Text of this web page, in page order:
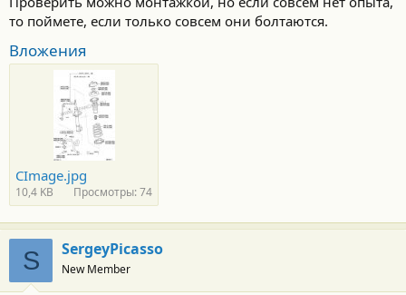
то поймете, если только совсем они болтаются.
Вложения
CImage.jpg
10,4 KB Просмотры: 74
S SergeyPicasso
New Member